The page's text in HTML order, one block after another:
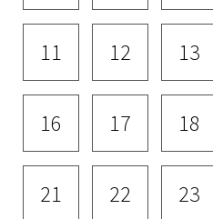
11 12 13
16 17 18
21 22 23